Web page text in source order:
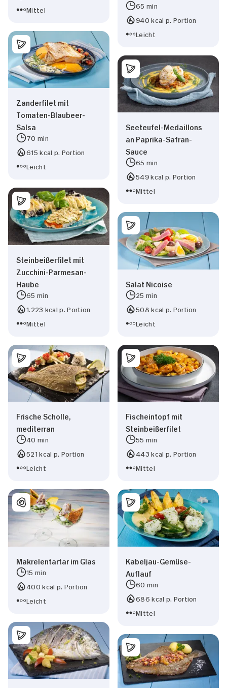
Mittel
65 min
940 kcal p. Portion
Leicht
Zanderfilet mit
Tomaten-Blaubeer-
Salsa
70 min
615 kcal p. Portion
Leicht
Seeteufel-Medaillons
an Paprika-Safran-
Sauce
65 min
549 kcal p. Portion
Mittel
Steinbeißerfilet mit
Zucchini-Parmesan-
Haube
65 min
1.223 kcal p. Portion
Mittel
Salat Nicoise
25 min
508 kcal p. Portion
Leicht
Frische Scholle,
mediterran
40 min
521 kcal p. Portion
Leicht
Fischeintopf mit
Steinbeißerfilet
55 min
443 kcal p. Portion
Mittel
Makrelentartar im Glas
15 min
400 kcal p. Portion
Leicht
Kabeljau-Gemüse-
Auflauf
60 min
686 kcal p. Portion
Mittel